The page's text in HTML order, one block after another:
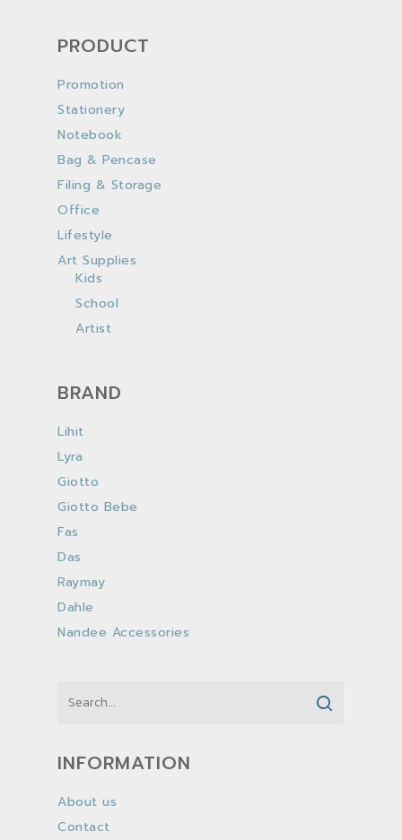
PRODUCT
Promotion
Stationery
Notebook
Bag & Pencase
Filing & Storage
Office
Lifestyle
Art Supplies
Kids
School
Artist
BRAND
Lihit
Lyra
Giotto
Giotto Bebe
Fas
Das
Raymay
Dahle
Nandee Accessories
INFORMATION
About us
Contact